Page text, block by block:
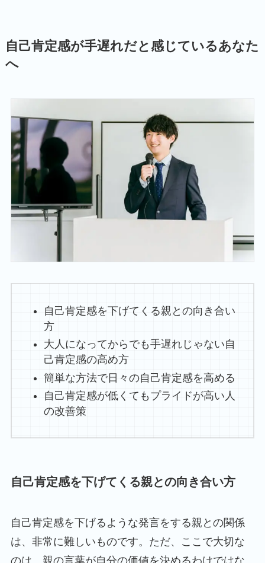
自己肯定感が手遅れだと感じているあなた
へ
自己肯定感を下げてくる親との向き合い
方
大人になってからでも手遅れじゃない自
己肯定感の高め方
簡単な方法で日々の自己肯定感を高める
自己肯定感が低くてもプライドが高い人
の改善策
自己肯定感を下げてくる親との向き合い方
自己肯定感を下げるような発言をする親との関係
は、非常に難しいものです。ただ、ここで大切な
のは、親の言葉が自分の価値を決めるわけではな